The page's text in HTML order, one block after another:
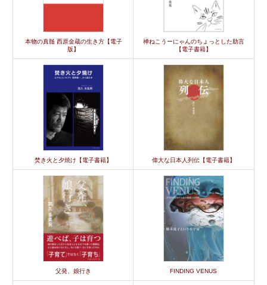
本物の真髄 西原金蔵の生き方【電子
版】
禅ねこうーにゃんのちょっとした助言
【電子書籍】
焚き火と夕焼け【電子書籍】 偉大な日本人列伝【電子書籍】
父発、娘行き FINDING VENUS